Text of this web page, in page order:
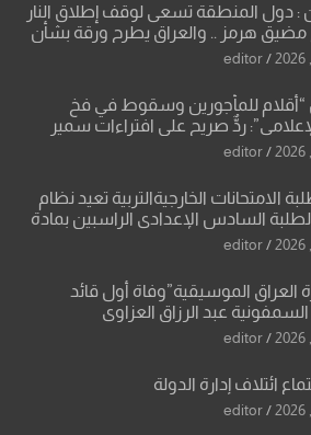
دول المنطقة تسعى لوقف إطلاق النار
مضيق هرمز .. والعراق يطرح ورقة بشأن
editor
“أقلام للمأجورين وسقوط في فخ
ردٌّ صريح على افتراءات سمير
editor
الامتحانات الخارجيةالتربية تعيد نظام
السادس الإعدادي الراسبين بمادة
editor
العراق الموسيقية”وفاة أول قائد
السمفونية عبد الرزاق العزاوي
editor
ائتلاف إدارة الدولة
editor